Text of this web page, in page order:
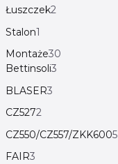
Łuszczek2
Stalon1
Montaże30
Bettinsoli3
BLASER3
CZ5272
CZ550/CZ557/ZKK6005
FAIR3